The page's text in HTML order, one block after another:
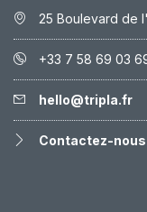
25 Boulevard de
+33 7 58 69 03
hello@tripla.fr
Contactez-nous